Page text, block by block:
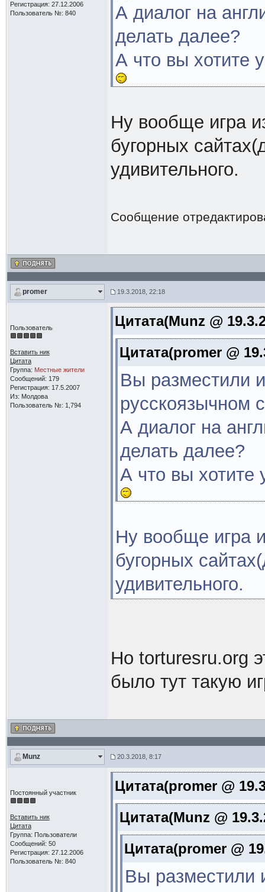
Регистрация: 27.12.2006
Пользователь №: 840
А диалог на
делать далее?
А что вы хотите
Ну вообще игра
бугорных
удивительного.
Сообщение
promer 19.3.2018, 22:18
Пользователь
Вставить ник
Цитата
Группа: Местные жители
Сообщений: 179
Регистрация: 17.5.2007
Из: Молдова
Пользователь №: 1,794
Цитата(Munz @
Цитата(promer @
Вы разместили
русскоязычном
А диалог на
делать далее?
А что вы хотите
Ну вообще игра
бугорных
удивительного.
Но torturesru.org
было тут такую
Munz 20.3.2018, 8:17
Постоянный участник
Вставить ник
Цитата
Группа: Пользователи
Сообщений: 50
Регистрация: 27.12.2006
Пользователь №: 840
Цитата(promer @
Цитата(Munz @
Цитата(promer @
Вы разместили